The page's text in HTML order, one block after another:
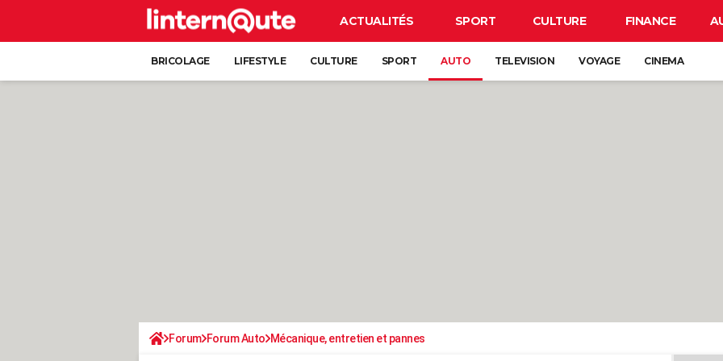
ACTUALITÉS SPORT CULTURE FINANCE
BRICOLAGE LIFESTYLE CULTURE SPORT AUTO TELEVISION VOYAGE CINEMA
Forum Forum Auto Mécanique, entretien et pannes